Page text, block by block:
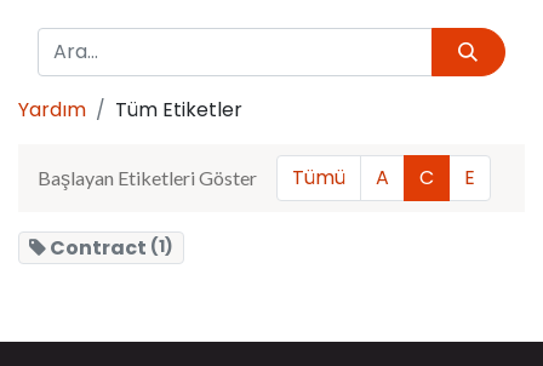
Yardım Tüm Etiketler
Başlayan Etiketleri Göster Tümü A C E
Contract (1)